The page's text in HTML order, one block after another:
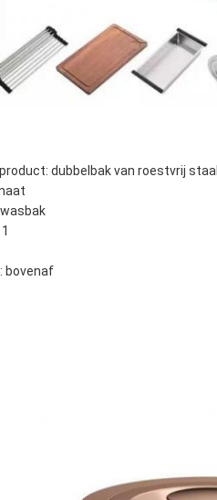
dubbelbak van roestvrij staal
bovenaf